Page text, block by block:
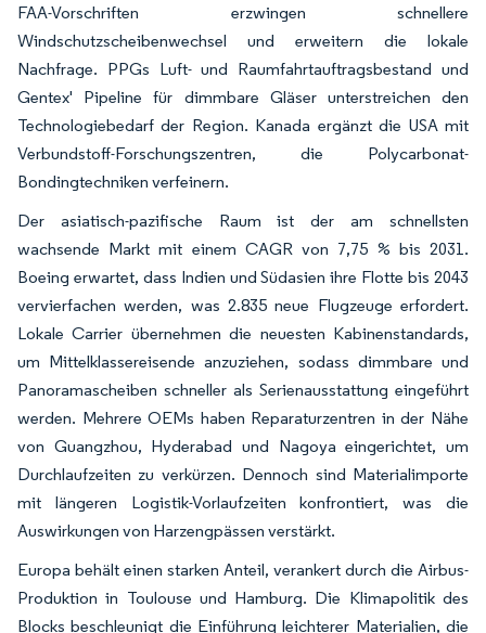
FAA-Vorschriften erzwingen schnellere
Windschutzscheibenwechsel und erweitern die lokale
Nachfrage. PPGs Luft- und Raumfahrtauftragsbestand und
Gentex' Pipeline für dimmbare Gläser unterstreichen den
Technologiebedarf der Region. Kanada ergänzt die USA mit
Verbundstoff-Forschungszentren, die Polycarbonat-
Bondingtechniken verfeinern.
Der asiatisch-pazifische Raum ist der am schnellsten
wachsende Markt mit einem CAGR von 7,75 % bis 2031.
Boeing erwartet, dass Indien und Südasien ihre Flotte bis 2043
vervierfachen werden, was 2.835 neue Flugzeuge erfordert.
Lokale Carrier übernehmen die neuesten Kabinenstandards,
um Mittelklassereisende anzuziehen, sodass dimmbare und
Panoramascheiben schneller als Serienausstattung eingeführt
werden. Mehrere OEMs haben Reparaturzentren in der Nähe
von Guangzhou, Hyderabad und Nagoya eingerichtet, um
Durchlaufzeiten zu verkürzen. Dennoch sind Materialimporte
mit längeren Logistik-Vorlaufzeiten konfrontiert, was die
Auswirkungen von Harzengpässen verstärkt.
Europa behält einen starken Anteil, verankert durch die Airbus-
Produktion in Toulouse und Hamburg. Die Klimapolitik des
Blocks beschleunigt die Einführung leichterer Materialien, die